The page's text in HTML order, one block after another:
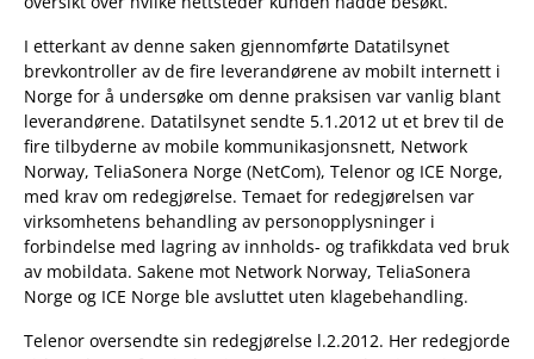
I etterkant av denne saken gjennomførte Datatilsynet
brevkontroller av de fire leverandørene av mobilt internett i
Norge for å undersøke om denne praksisen var vanlig blant
leverandørene. Datatilsynet sendte 5.1.2012 ut et brev til de
fire tilbyderne av mobile kommunikasjonsnett, Network
Norway, TeliaSonera Norge (NetCom), Telenor og ICE Norge,
med krav om redegjørelse. Temaet for redegjørelsen var
virksomhetens behandling av personopplysninger i
forbindelse med lagring av innholds- og trafikkdata ved bruk
av mobildata. Sakene mot Network Norway, TeliaSonera
Norge og ICE Norge ble avsluttet uten klagebehandling.
Telenor oversendte sin redegjørelse l.2.2012. Her redegjorde